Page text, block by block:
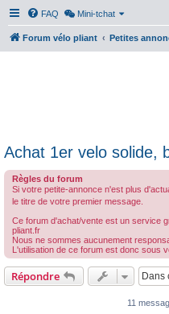
FAQ Mini-tchat
Forum vélo pliant Petites
Achat 1er velo solide,
Règles du forum
Si votre petite-annonce n'est plus
le titre de votre premier message.
Ce forum d'achat/vente est un service
pliant.fr
Nous ne sommes aucunement
L'utilisation de ce forum est donc sous
Répondre
11